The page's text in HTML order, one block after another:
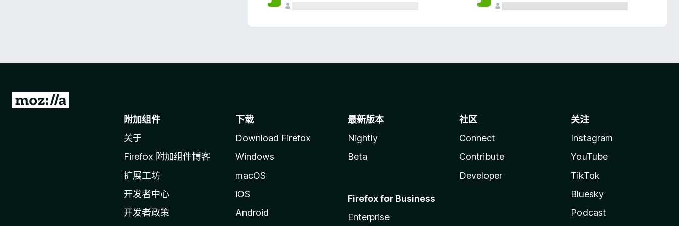
转
附加组件
关于
Firefox 附加组件博客
扩展工坊
开发者中心
开发者政策
下载
Download Firefox
Windows
macOS
iOS
Android
最新版本
Nightly
Beta
Firefox for Business
Enterprise
社区
Connect
Contribute
Developer
关注
Instagram
YouTube
TikTok
Bluesky
Podcast